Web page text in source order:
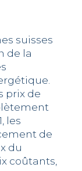
suisses
de la
prix de
les
de
du
coûtants,